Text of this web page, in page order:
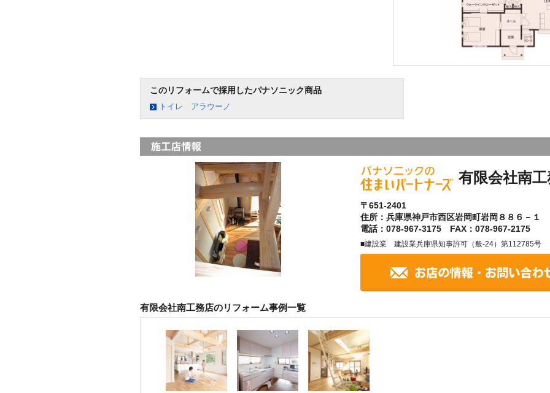
このリフォームで採用したパナソニック商品
トイレ アラウーノ
有限会社南
〒651-2401
住所：兵庫県神戸市西区岩岡町岩岡８８６－１
電話：078-967-3175 FAX：078-967-2175
■建設業 建設業兵庫県知事許可（般-24）第112785号
有限会社南工務店のリフォーム事例一覧